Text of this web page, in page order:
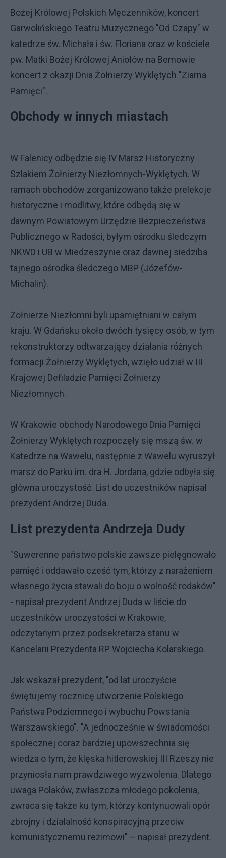
Bożej Królowej Polskich Męczenników, koncert
Garwolińskiego Teatru Muzycznego "Od Czapy" w
katedrze św. Michała i św. Floriana oraz w kościele
pw. Matki Bożej Królowej Aniołów na Bemowie
koncert z okazji Dnia Żołnierzy Wyklętych "Ziarna
Pamięci".
Obchody w innych miastach
W Falenicy odbędzie się IV Marsz Historyczny
Szlakiem Żołnierzy Niezłomnych-Wyklętych. W
ramach obchodów zorganizowano także prelekcje
historyczne i modlitwy, które odbędą się w
dawnym Powiatowym Urzędzie Bezpieczeństwa
Publicznego w Radości, byłym ośrodku śledczym
NKWD i UB w Miedzeszynie oraz dawnej siedziba
tajnego ośrodka śledczego MBP (Józefów-
Michalin).
Żołnierze Niezłomni byli upamiętniani w całym
kraju. W Gdańsku około dwóch tysięcy osób, w tym
rekonstruktorzy odtwarzający działania różnych
formacji Żołnierzy Wyklętych, wzięło udział w III
Krajowej Defiladzie Pamięci Żołnierzy
Niezłomnych.
W Krakowie obchody Narodowego Dnia Pamięci
Żołnierzy Wyklętych rozpoczęły się mszą św. w
Katedrze na Wawelu, następnie z Wawelu wyruszył
marsz do Parku im. dra H. Jordana, gdzie odbyła się
główna uroczystość. List do uczestników napisał
prezydent Andrzej Duda.
List prezydenta Andrzeja Dudy
"Suwerenne państwo polskie zawsze pielęgnowało
pamięć i oddawało cześć tym, którzy z narażeniem
własnego życia stawali do boju o wolność rodaków"
- napisał prezydent Andrzej Duda w liście do
uczestników uroczystości w Krakowie,
odczytanym przez podsekretarza stanu w
Kancelarii Prezydenta RP Wojciecha Kolarskiego.
Jak wskazał prezydent, "od lat uroczyście
świętujemy rocznicę utworzenie Polskiego
Państwa Podziemnego i wybuchu Powstania
Warszawskiego". "A jednocześnie w świadomości
społecznej coraz bardziej upowszechnia się
wiedza o tym, że klęska hitlerowskiej III Rzeszy nie
przyniosła nam prawdziwego wyzwolenia. Dlatego
uwaga Polaków, zwłaszcza młodego pokolenia,
zwraca się także ku tym, którzy kontynuowali opór
zbrojny i działalność konspiracyjną przeciw
komunistycznemu reżimowi" – napisał prezydent.